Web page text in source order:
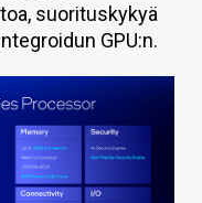
suorituskykyä
GPU:n.